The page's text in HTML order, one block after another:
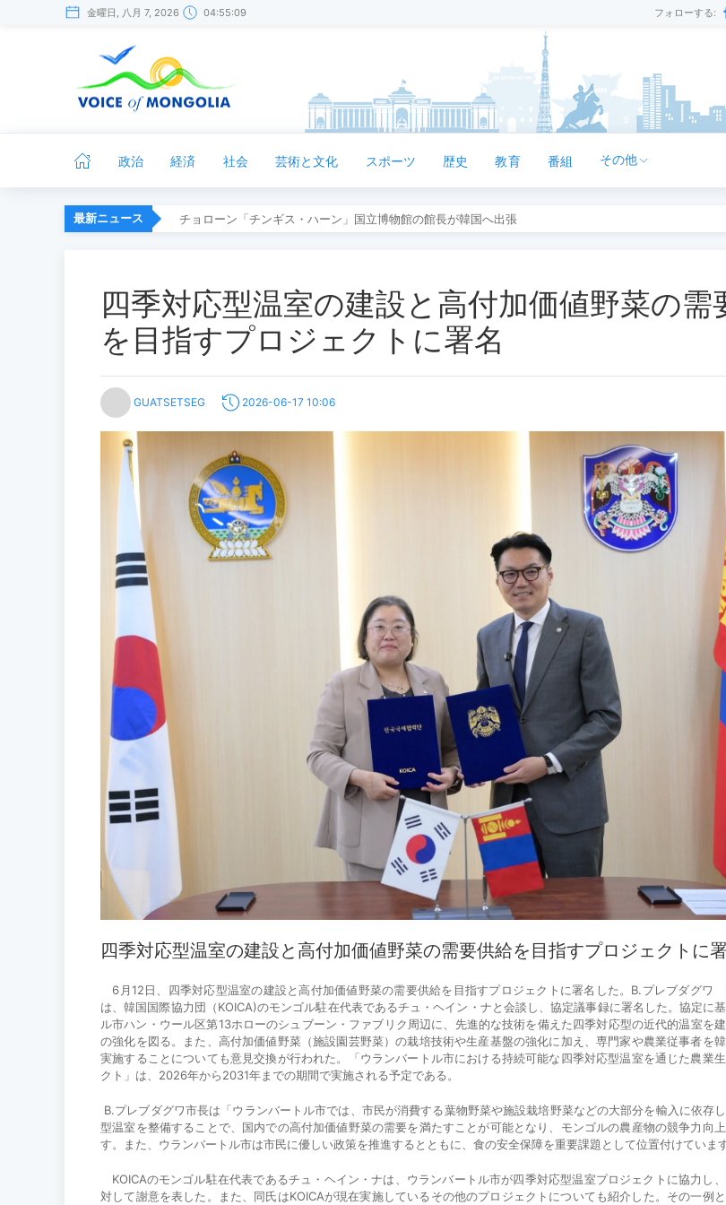
金曜日, 八月 7, 2026 04:55:10 フォローする:
政治 経済 社会 芸術と文化 スポーツ 歴史 教育 番組 その他
最新ニュース チョローン「チンギス・ハーン」国立博物館の館長が韓国へ出張
四季対応型温室の建設と高付加価値野菜の需
を目指すプロジェクトに署名
GUATSETSEG 2026-06-17 10:06
四季対応型温室の建設と高付加価値野菜の需要供給を目指すプロジェクトに署
6月12日、四季対応型温室の建設と高付加価値野菜の需要供給を目指すプロジェクトに署名した。B.プレブダグワ
は、韓国国際協力団（KOICA)のモンゴル駐在代表であるチュ・ヘイン・ナと会談し、協定議事録に署名した。協定に
ル市ハン・ウール区第13ホローのシュブーン・ファブリク周辺に、先進的な技術を備えた四季対応型の近代的温室を
の強化を図る。また、高付加価値野菜（施設園芸野菜）の栽培技術や生産基盤の強化に加え、専門家や農業従事者を
実施することについても意見交換が行われた。「ウランバートル市における持続可能な四季対応型温室を通じた農業
クト」は、2026年から2031年までの期間で実施される予定である。
B.プレブダグワ市長は「ウランバートル市では、市民が消費する葉物野菜や施設栽培野菜などの大部分を輸入に依存
型温室を整備することで、国内での高付加価値野菜の需要を満たすことが可能となり、モンゴルの農産物の競争力向
す。また、ウランバートル市は市民に優しい政策を推進するとともに、食の安全保障を重要課題として位置付けていま
KOICAのモンゴル駐在代表であるチュ・ヘイン・ナは、ウランバートル市が四季対応型温室プロジェクトに協力し
対して謝意を表した。また、同氏はKOICAが現在実施しているその他のプロジェクトについても紹介した。その一例